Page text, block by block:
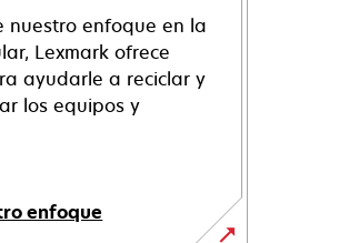
nuestro enfoque en la
Lexmark ofrece
ayudarle a reciclar y
los equipos y
enfoque